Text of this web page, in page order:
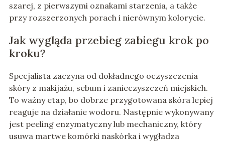
szarej, z pierwszymi oznakami starzenia, a także
przy rozszerzonych porach i nierównym kolorycie.
Jak wygląda przebieg zabiegu krok po
kroku?
Specjalista zaczyna od dokładnego oczyszczenia
skóry z makijażu, sebum i zanieczyszczeń miejskich.
To ważny etap, bo dobrze przygotowana skóra lepiej
reaguje na działanie wodoru. Następnie wykonywany
jest peeling enzymatyczny lub mechaniczny, który
usuwa martwe komórki naskórka i wygładza